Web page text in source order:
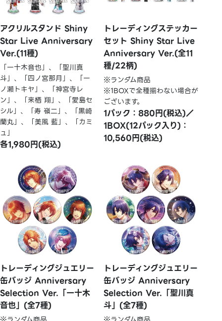
アクリルスタンド Shiny
Star Live Anniversary
Ver.(11種)
「一十木音也」、「聖川真
斗」、「四ノ宮那月」、「一
ノ瀬トキヤ」、「神宮寺レ
ン」、「来栖 翔」、「愛島セ
シル」、「寿 嶺二」、「黒崎
蘭丸」、「美風 藍」、「カミ
ュ」
各1,980円(税込)
トレーディングステッカー
セット Shiny Star Live
Anniversary Ver.(全11
種/22柄)
※ランダム商品
※1BOXで全種揃わない場合が
ございます。
1パック：880円(税込)／
1BOX(12パック入り)：
10,560円(税込)
トレーディングジュエリー
缶バッジ Anniversary
Selection Ver.「一十木
音也」(全7種)
トレーディングジュエリー
缶バッジ Anniversary
Selection Ver.「聖川真
斗」(全7種)